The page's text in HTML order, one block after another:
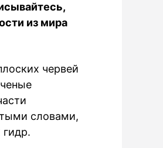
из мира
червей
словами,